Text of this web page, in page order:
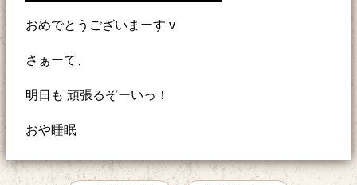
おめでとうございまーす v
さぁーて、
明日も 頑張るぞーいっ！
おや睡眠